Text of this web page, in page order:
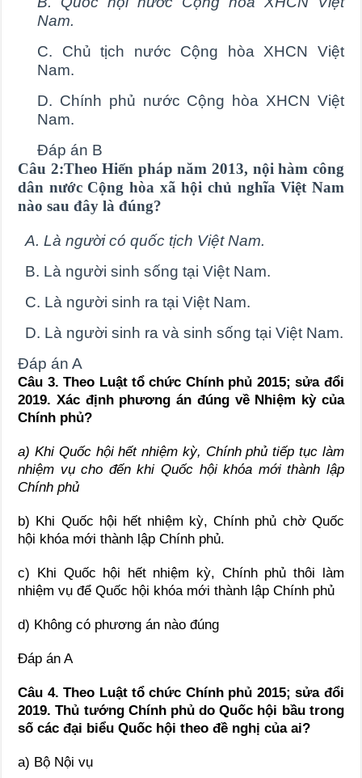
Nam.
C. Chủ tịch nước Cộng hòa XHCN Việt
Nam.
D. Chính phủ nước Cộng hòa XHCN Việt
Nam.
Đáp án B
Câu 2:Theo Hiến pháp năm 2013, nội hàm công
dân nước Cộng hòa xã hội chủ nghĩa Việt Nam
nào sau đây là đúng?
A. Là người có quốc tịch Việt Nam.
B. Là người sinh sống tại Việt Nam.
C. Là người sinh ra tại Việt Nam.
D. Là người sinh ra và sinh sống tại Việt Nam.
Đáp án A
Câu 3. Theo Luật tổ chức Chính phủ 2015; sửa đổi
2019. Xác định phương án đúng về Nhiệm kỳ của
Chính phủ?
a) Khi Quốc hội hết nhiệm kỳ, Chính phủ tiếp tục làm
nhiệm vụ cho đến khi Quốc hội khóa mới thành lập
Chính phủ
b) Khi Quốc hội hết nhiệm kỳ, Chính phủ chờ Quốc
hội khóa mới thành lập Chính phủ.
c) Khi Quốc hội hết nhiệm kỳ, Chính phủ thôi làm
nhiệm vụ để Quốc hội khóa mới thành lập Chính phủ
d) Không có phương án nào đúng
Đáp án A
Câu 4. Theo Luật tổ chức Chính phủ 2015; sửa đổi
2019. Thủ tướng Chính phủ do Quốc hội bầu trong
số các đại biểu Quốc hội theo đề nghị của ai?
a) Bộ Nội vụ